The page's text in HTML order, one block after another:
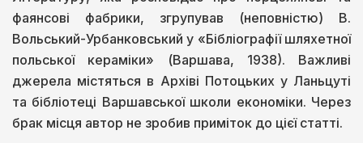
фаянсові фабрики, згрупував (неповністю) В.
Вольський-Урбанковський у «Бібліографії шляхетної
польської кераміки» (Варшава, 1938). Важливі
джерела містяться в Архіві Потоцьких у Ланьцуті
та бібліотеці Варшавської школи економіки. Через
брак місця автор не зробив приміток до цієї статті.